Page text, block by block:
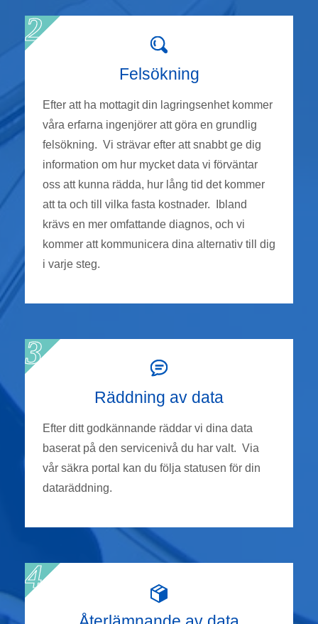
Felsökning
Efter att ha mottagit din lagringsenhet kommer
våra erfarna ingenjörer att göra en grundlig
felsökning. Vi strävar efter att snabbt ge dig
information om hur mycket data vi förväntar
oss att kunna rädda, hur lång tid det kommer
att ta och till vilka fasta kostnader. Ibland
krävs en mer omfattande diagnos, och vi
kommer att kommunicera dina alternativ till dig
i varje steg.
Räddning av data
Efter ditt godkännande räddar vi dina data
baserat på den servicenivå du har valt. Via
vår säkra portal kan du följa statusen för din
dataräddning.